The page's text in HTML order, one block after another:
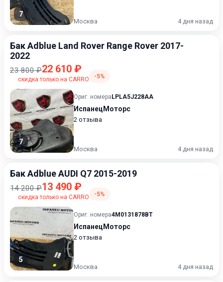
7
Москва 4 дня назад
Бак Adblue Land Rover Range Rover 2017-
2022
23 800 ₽22 610 ₽
скидка только на CARRO -5%
7
Ориг. номера LPLA5J228AA
ИспанецМоторс
2 отзыва
Москва 4 дня назад
Бак Adblue AUDI Q7 2015-2019
14 200 ₽13 490 ₽
скидка только на CARRO -5%
5
Ориг. номера4M0131878BT
ИспанецМоторс
2 отзыва
Москва 4 дня назад